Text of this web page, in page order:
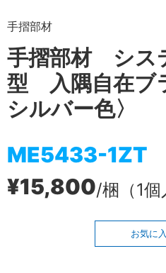
手摺部材
手摺部材 シス
型 入隅自在ブ
シルバー色〉
ME5433-1ZT
¥15,800/梱（1個
お気に